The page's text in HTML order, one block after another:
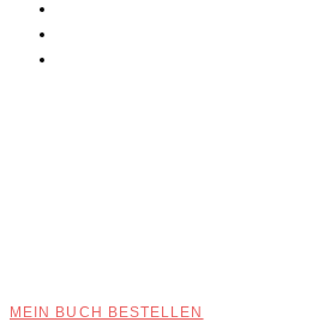
MEIN BUCH BESTELLEN